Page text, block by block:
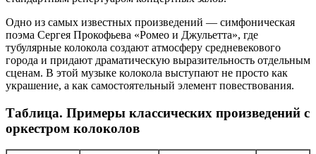
Одно из самых известных произведений — симфоническая
поэма Сергея Прокофьева «Ромео и Джульетта», где
тубулярные колокола создают атмосферу средневекового
города и придают драматическую выразительность отдельным
сценам. В этой музыке колокола выступают не просто как
украшение, а как самостоятельный элемент повествования.
Таблица. Примеры классических произведений с
оркестром колоколов